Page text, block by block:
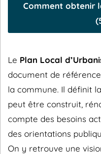
Comment obtenir
Le Plan Local
document de
la commune. Il définit
peut être construit,
compte des besoins
des orientations
On y retrouve une